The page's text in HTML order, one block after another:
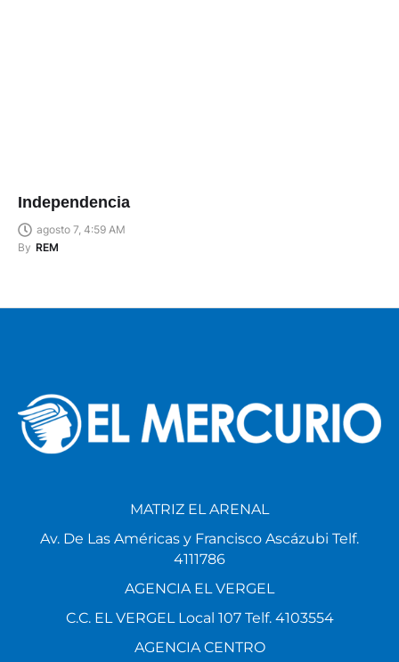
Independencia
agosto 7, 4:59 AM
By REM
MATRIZ EL ARENAL
Av. De Las Américas y Francisco Ascázubi Telf.
4111786
AGENCIA EL VERGEL
C.C. EL VERGEL Local 107 Telf. 4103554
AGENCIA CENTRO